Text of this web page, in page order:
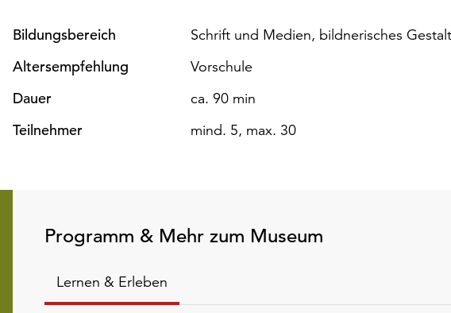
Bildungsbereich
Schrift und Medien, bildnerisches
Altersempfehlung
Vorschule
Dauer
ca. 90 min
Teilnehmer
mind. 5, max. 30
Programm & Mehr zum Museum
Lernen & Erleben